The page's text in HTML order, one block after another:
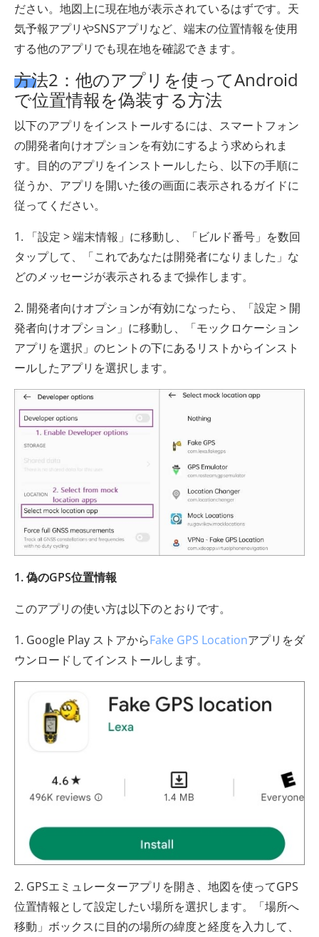
ださい。地図上に現在地が表示されているはずです。天
気予報アプリやSNSアプリなど、端末の位置情報を使用
する他のアプリでも現在地を確認できます。
方法2：他のアプリを使ってAndroid
で位置情報を偽装する方法
以下のアプリをインストールするには、スマートフォン
の開発者向けオプションを有効にするよう求められま
す。目的のアプリをインストールしたら、以下の手順に
従うか、アプリを開いた後の画面に表示されるガイドに
従ってください。
1. 「設定 > 端末情報」に移動し、「ビルド番号」を数回
タップして、「これであなたは開発者になりました」な
どのメッセージが表示されるまで操作します。
2. 開発者向けオプションが有効になったら、「設定 > 開
発者向けオプション」に移動し、「モックロケーション
アプリを選択」のヒントの下にあるリストからインスト
ールしたアプリを選択します。
1. 偽のGPS位置情報
このアプリの使い方は以下のとおりです。
1. Google Play ストアからFake GPS Locationアプリをダ
ウンロードしてインストールします。
2. GPSエミュレーターアプリを開き、地図を使ってGPS
位置情報として設定したい場所を選択します。「場所へ
移動」ボックスに目的の場所の緯度と経度を入力して、